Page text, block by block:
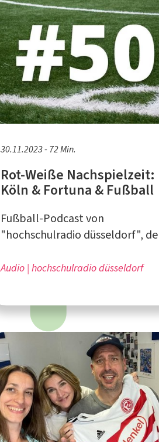
30.11.2023 - 72 Min.
Rot-Weiße Nachspielzeit:
Köln & Fortuna & Fußball
Fußball-Podcast von
"hochschulradio düsseldorf",
Hochschulen
Audio hochschulradio düsseldorf